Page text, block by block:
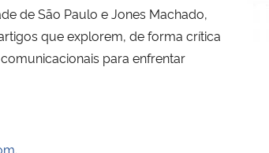
de São Paulo e Jones Machado,
que explorem, de forma crítica
para enfrentar
.